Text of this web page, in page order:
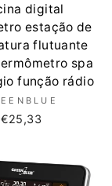
digital
estação de
flutuante
spa
função rádio
€25,33